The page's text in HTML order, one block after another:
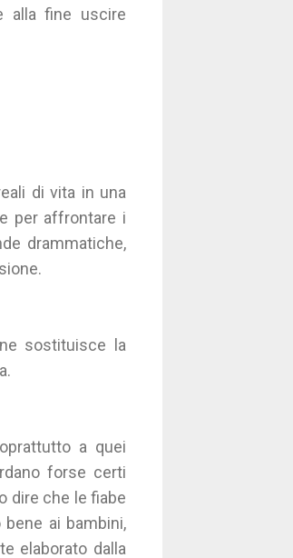
alla fine uscire
di vita in una
per affrontare i
drammatiche,
sostituisce la
a quei
forse certi
dire che le fiabe
ai bambini,
elaborato dalla